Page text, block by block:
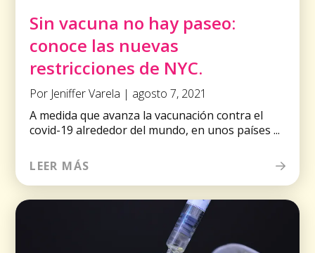
Sin vacuna no hay paseo:
conoce las nuevas
restricciones de NYC.
Por Jeniffer Varela | agosto 7, 2021
A medida que avanza la vacunación contra el
covid-19 alrededor del mundo, en unos países ...
LEER MÁS